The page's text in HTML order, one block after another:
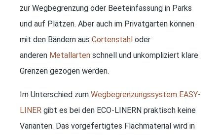
zur Wegbegrenzung oder Beeteinfassung in Parks
und auf Plätzen. Aber auch im Privatgarten können
mit den Bändern aus Cortenstahl oder
anderen Metallarten schnell und unkompliziert klare
Grenzen gezogen werden.
Im Unterschied zum Wegbegrenzungssystem EASY‐
LINER gibt es bei den ECO‐LINERN praktisch keine
Varianten. Das vorgefertigtes Flachmaterial wird in